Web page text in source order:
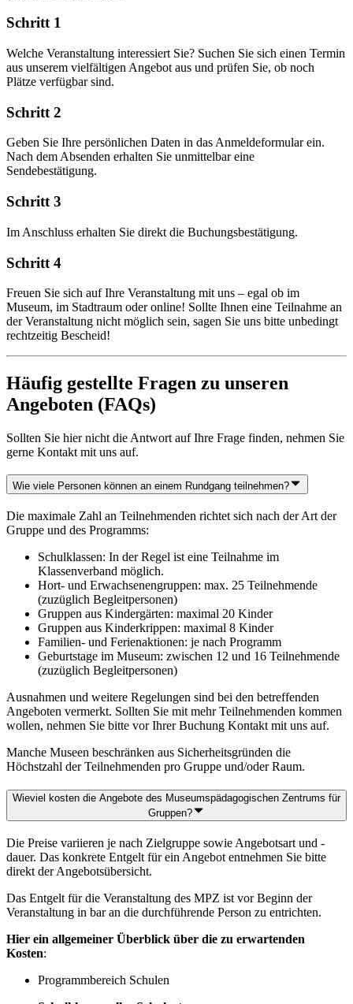
Schritt 1
Welche Veranstaltung interessiert Sie? Suchen Sie sich einen Termin
aus unserem vielfältigen Angebot aus und prüfen Sie, ob noch
Plätze verfügbar sind.
Schritt 2
Geben Sie Ihre persönlichen Daten in das Anmeldeformular ein.
Nach dem Absenden erhalten Sie unmittelbar eine
Sendebestätigung.
Schritt 3
Im Anschluss erhalten Sie direkt die Buchungsbestätigung.
Schritt 4
Freuen Sie sich auf Ihre Veranstaltung mit uns – egal ob im
Museum, im Stadtraum oder online! Sollte Ihnen eine Teilnahme an
der Veranstaltung nicht möglich sein, sagen Sie uns bitte unbedingt
rechtzeitig Bescheid!
Häufig gestellte Fragen zu unseren
Angeboten (FAQs)
Sollten Sie hier nicht die Antwort auf Ihre Frage finden, nehmen Sie
gerne Kontakt mit uns auf.
Wie viele Personen können an einem Rundgang teilnehmen?
Die maximale Zahl an Teilnehmenden richtet sich nach der Art der
Gruppe und des Programms:
Schulklassen: In der Regel ist eine Teilnahme im
Klassenverband möglich.
Hort- und Erwachsenengruppen: max. 25 Teilnehmende
(zuzüglich Begleitpersonen)
Gruppen aus Kindergärten: maximal 20 Kinder
Gruppen aus Kinderkrippen: maximal 8 Kinder
Familien- und Ferienaktionen: je nach Programm
Geburtstage im Museum: zwischen 12 und 16 Teilnehmende
(zuzüglich Begleitpersonen)
Ausnahmen und weitere Regelungen sind bei den betreffenden
Angeboten vermerkt. Sollten Sie mit mehr Teilnehmenden kommen
wollen, nehmen Sie bitte vor Ihrer Buchung Kontakt mit uns auf.
Manche Museen beschränken aus Sicherheitsgründen die
Höchstzahl der Teilnehmenden pro Gruppe und/oder Raum.
Wieviel kosten die Angebote des Museumspädagogischen Zentrums für
Gruppen?
Die Preise variieren je nach Zielgruppe sowie Angebotsart und -
dauer. Das konkrete Entgelt für ein Angebot entnehmen Sie bitte
direkt der Angebotsübersicht.
Das Entgelt für die Veranstaltung des MPZ ist vor Beginn der
Veranstaltung in bar an die durchführende Person zu entrichten.
Hier ein allgemeiner Überblick über die zu erwartenden
Kosten:
Programmbereich Schulen